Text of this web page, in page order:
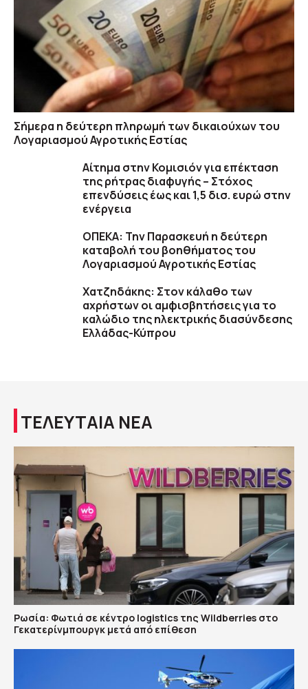
Σήμερα η δεύτερη πληρωμή των δικαιούχων του
Λογαριασμού Αγροτικής Εστίας
Αίτημα στην Κομισιόν για επέκταση
της ρήτρας διαφυγής – Στόχος
επενδύσεις έως και 1,5 δισ. ευρώ στην
ενέργεια
ΟΠΕΚΑ: Την Παρασκευή η δεύτερη
καταβολή του βοηθήματος του
Λογαριασμού Αγροτικής Εστίας
Χατζηδάκης: Στον κάλαθο των
αχρήστων οι αμφισβητήσεις για το
καλώδιο της ηλεκτρικής διασύνδεσης
Ελλάδας-Κύπρου
ΤΕΛΕΥΤΑΙΑ ΝΕΑ
Ρωσία: Φωτιά σε κέντρο logistics της Wildberries στο
Γεκατερίνμπουργκ μετά από επίθεση